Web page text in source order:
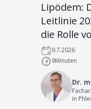
Lipödem:
Leitlinie
die Rolle
9.7.2026
9Minuten
Dr.
in